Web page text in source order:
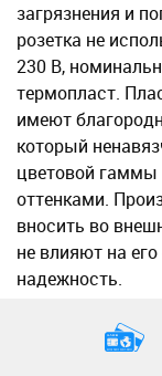
загрязнения и
розетка не
230 В,
термопласт.
имеют
который
цветовой гаммы
оттенками.
вносить во
не влияют на
надежность.